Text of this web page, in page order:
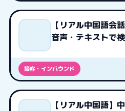
【リアル中国語会
音声・テキストで
接客・インバウンド
【リアル中国語】